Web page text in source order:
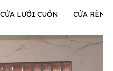
CỬA LƯỚI CUỐN CỬA RÈM